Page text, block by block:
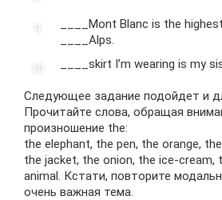
____Mont Blanc is the
____Alps.
____skirt I’m wearing is my
Следующее задание подойдет и
Прочитайте слова, обращая
произношение the:
the elephant, the pen, the orange,
the jacket, the onion, the ice-cream,
animal. Кстати, повторите
очень важная тема.